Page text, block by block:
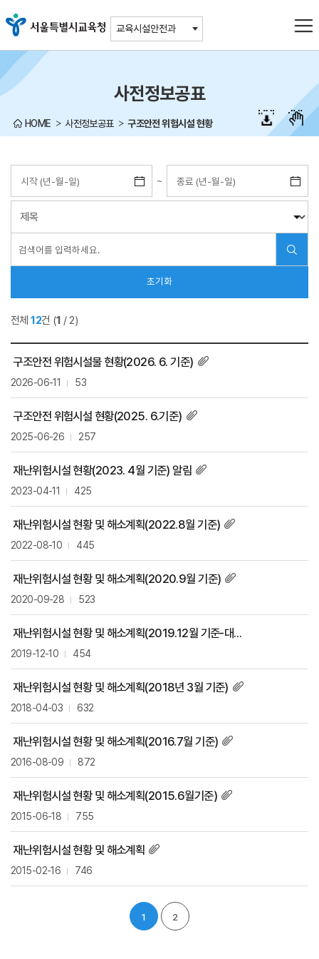
교육시설안전과
사전정보공표
HOME 사전정보공표 구조안전 위험시설 현황
전체12건 (1 / 2)
~
구조안전 위험시설물 현황(2026. 6. 기준)
2026-06-11 53
구조안전 위험시설 현황(2025. 6.기준)
2025-06-26 257
재난위험시설 현황(2023. 4월 기준) 알림
2023-04-11 425
재난위험시설 현황 및 해소계획(2022.8월 기준)
2022-08-10 445
재난위험시설 현황 및 해소계획(2020.9월 기준)
2020-09-28 523
재난위험시설 현황 및 해소계획(2019.12월 기준-대상없음)
2019-12-10 454
재난위험시설 현황 및 해소계획(2018년 3월 기준)
2018-04-03 632
재난위험시설 현황 및 해소계획(2016.7월 기준)
2016-08-09 872
재난위험시설 현황 및 해소계획(2015.6월기준)
2015-06-18 755
재난위험시설 현황 및 해소계획
2015-02-16 746
1 2